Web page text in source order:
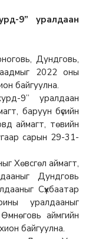
9” уралдаан
Дундговь,
2022 оны
байгуулна.
9” уралдаан
баруун бүсийн
аймагт, төвийн
сарын 29-31-
Хөвсгөл аймагт,
Дундговь
Сүхбаатар
уралдааныг
аймгийн
байгуулна.